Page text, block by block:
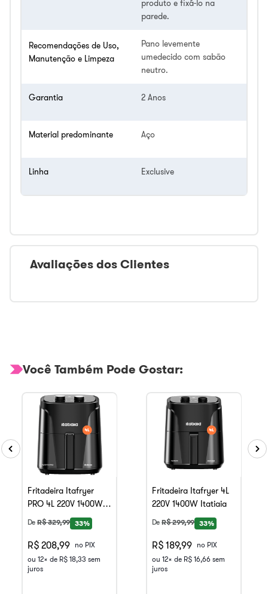
produto e fixá-lo na
parede.
Recomendações de Uso,
Manutenção e Limpeza
Pano levemente
umedecido com sabão
neutro.
Garantia 2 Anos
Material predominante Aço
Linha Exclusive
Avaliações dos Clientes
Você Também Pode Gostar:
Fritadeira Itafryer
PRO 4L 220V 1400W
Itatiaia
DeR$329,99 33%
R$ 208,99
no PIX
ou 12x de R$ 18,33 sem
juros
Fritadeira Itafryer 4L
220V 1400W Itatiaia
DeR$299,99 33%
R$ 189,99
no PIX
ou 12x de R$ 16,66 sem
juros